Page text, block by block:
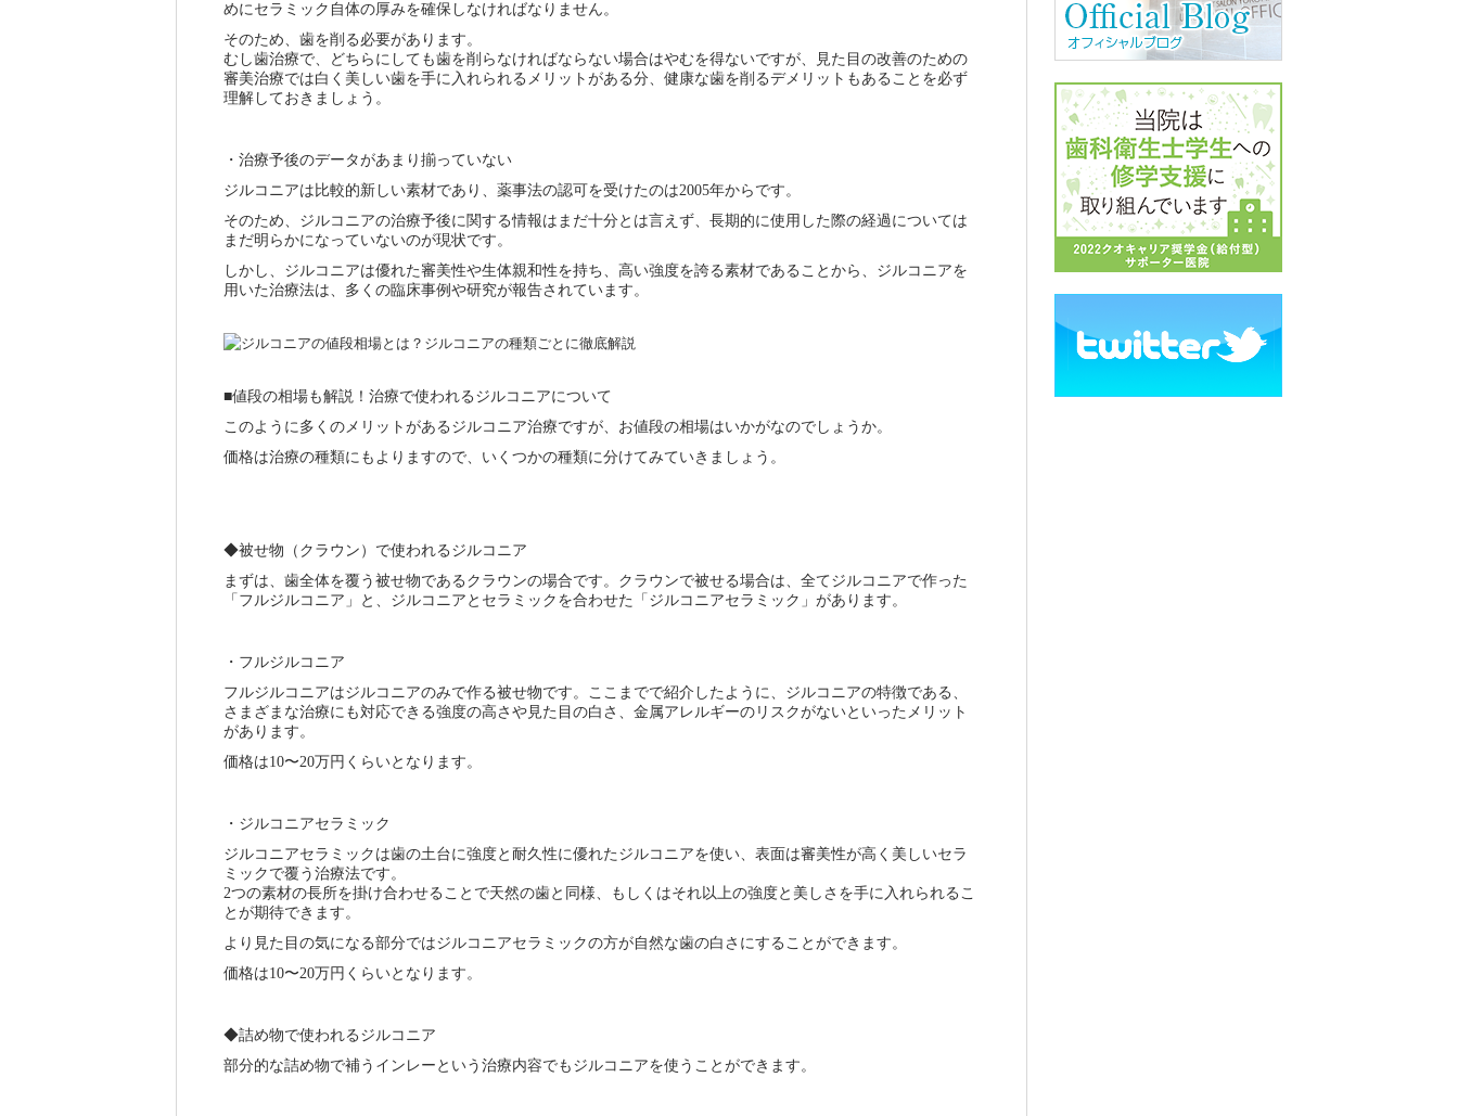
めにセラミック自体の厚みを確保しなければなりません。
そのため、歯を削る必要があります。
むし歯治療で、どちらにしても歯を削らなければならない場合はやむを得ないですが、見た目の改善のための
審美治療では白く美しい歯を手に入れられるメリットがある分、健康な歯を削るデメリットもあることを必ず
理解しておきましょう。
・治療予後のデータがあまり揃っていない
ジルコニアは比較的新しい素材であり、薬事法の認可を受けたのは2005年からです。
そのため、ジルコニアの治療予後に関する情報はまだ十分とは言えず、長期的に使用した際の経過については
まだ明らかになっていないのが現状です。
しかし、ジルコニアは優れた審美性や生体親和性を持ち、高い強度を誇る素材であることから、ジルコニアを
用いた治療法は、多くの臨床事例や研究が報告されています。
■値段の相場も解説！治療で使われるジルコニアについて
このように多くのメリットがあるジルコニア治療ですが、お値段の相場はいかがなのでしょうか。
価格は治療の種類にもよりますので、いくつかの種類に分けてみていきましょう。
◆被せ物（クラウン）で使われるジルコニア
まずは、歯全体を覆う被せ物であるクラウンの場合です。クラウンで被せる場合は、全てジルコニアで作った
「フルジルコニア」と、ジルコニアとセラミックを合わせた「ジルコニアセラミック」があります。
・フルジルコニア
フルジルコニアはジルコニアのみで作る被せ物です。ここまでで紹介したように、ジルコニアの特徴である、
さまざまな治療にも対応できる強度の高さや見た目の白さ、金属アレルギーのリスクがないといったメリット
があります。
価格は10〜20万円くらいとなります。
・ジルコニアセラミック
ジルコニアセラミックは歯の土台に強度と耐久性に優れたジルコニアを使い、表面は審美性が高く美しいセラ
ミックで覆う治療法です。
2つの素材の長所を掛け合わせることで天然の歯と同様、もしくはそれ以上の強度と美しさを手に入れられるこ
とが期待できます。
より見た目の気になる部分ではジルコニアセラミックの方が自然な歯の白さにすることができます。
価格は10〜20万円くらいとなります。
◆詰め物で使われるジルコニア
部分的な詰め物で補うインレーという治療内容でもジルコニアを使うことができます。